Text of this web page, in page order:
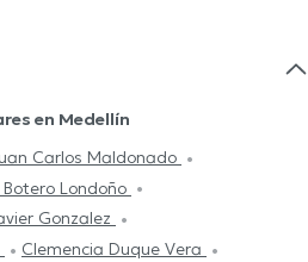
en Medellín
Carlos Maldonado
Londoño
Gonzalez
Clemencia Duque Vera